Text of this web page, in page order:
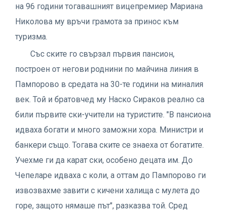
на 96 години тогавашният вицепремиер Мариана
Николова му връчи грамота за принос към
туризма.
Със ските го свързал първия пансион,
построен от негови роднини по майчина линия в
Пампорово в средата на 30-те години на миналия
век. Той и братовчед му Наско Сираков реално са
били първите ски-учители на туристите. "В пансиона
идваха богати и много заможни хора. Министри и
банкери също. Тогава ските се знаеха от богатите.
Учехме ги да карат ски, особено децата им. До
Чепеларе идваха с коли, а оттам до Пампорово ги
извозвахме завити с кичени халища с мулета до
горе, защото нямаше път", разказва той. Сред